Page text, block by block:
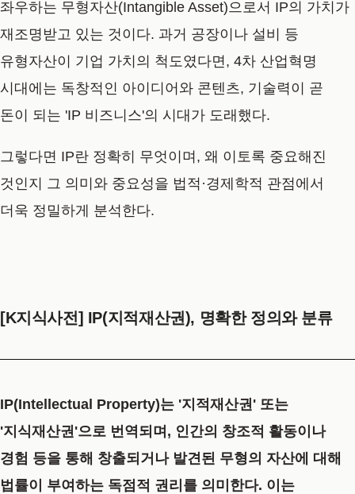
좌우하는 무형자산(Intangible Asset)으로서 IP의 가치가
재조명받고 있는 것이다. 과거 공장이나 설비 등
유형자산이 기업 가치의 척도였다면, 4차 산업혁명
시대에는 독창적인 아이디어와 콘텐츠, 기술력이 곧
돈이 되는 'IP 비즈니스'의 시대가 도래했다.
그렇다면 IP란 정확히 무엇이며, 왜 이토록 중요해진
것인지 그 의미와 중요성을 법적·경제학적 관점에서
더욱 정밀하게 분석한다.
[K지식사전] IP(지적재산권), 명확한 정의와 분류
IP(Intellectual Property)는 '지적재산권' 또는
'지식재산권'으로 번역되며, 인간의 창조적 활동이나
경험 등을 통해 창출되거나 발견된 무형의 자산에 대해
법률이 부여하는 독점적 권리를 의미한다. 이는